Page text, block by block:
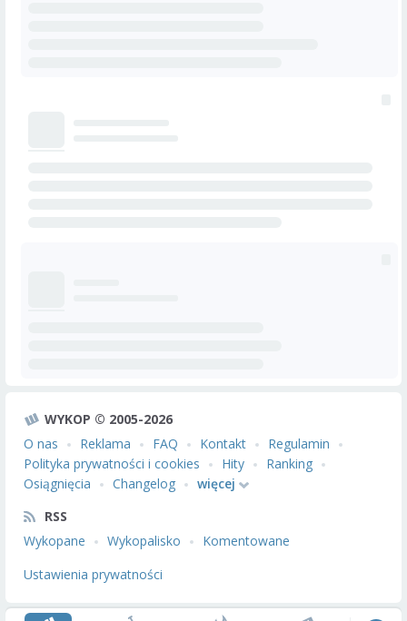
WYKOP © 2005-2026
O nas
Reklama FAQ Kontakt
Regulamin
Polityka prywatności i cookies
Hity
Ranking
Osiągnięcia
Changelog
więcej
RSS
Wykopane
Wykopalisko
Komentowane
Ustawienia prywatności